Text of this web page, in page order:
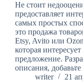
Не стоит
предоставляет
самых простых
это продажа
Etsy, Avito или
которая
предложение.
описания,
writer
21